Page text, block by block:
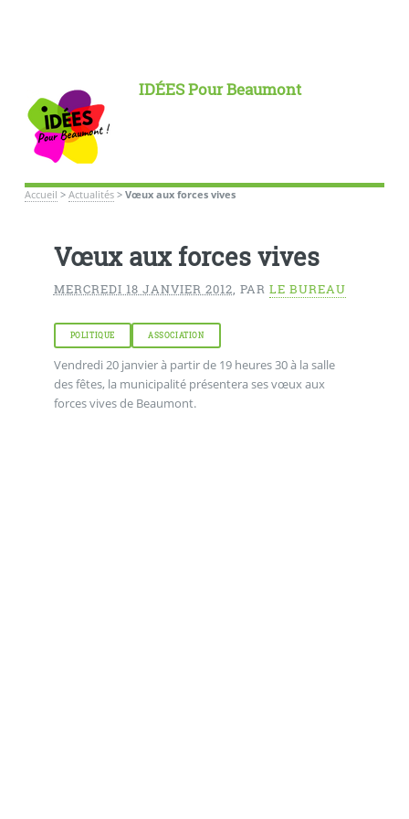
IDÉES Pour Beaumont
Accueil > Actualités> Vœux aux forces vives
Vœux aux forces vives
MERCREDI 18 JANVIER 2012, PAR LE BUREAU
POLITIQUE ASSOCIATION
Vendredi 20 janvier à partir de 19 heures 30 à la salle
des fêtes, la municipalité présentera ses vœux aux
forces vives de Beaumont.